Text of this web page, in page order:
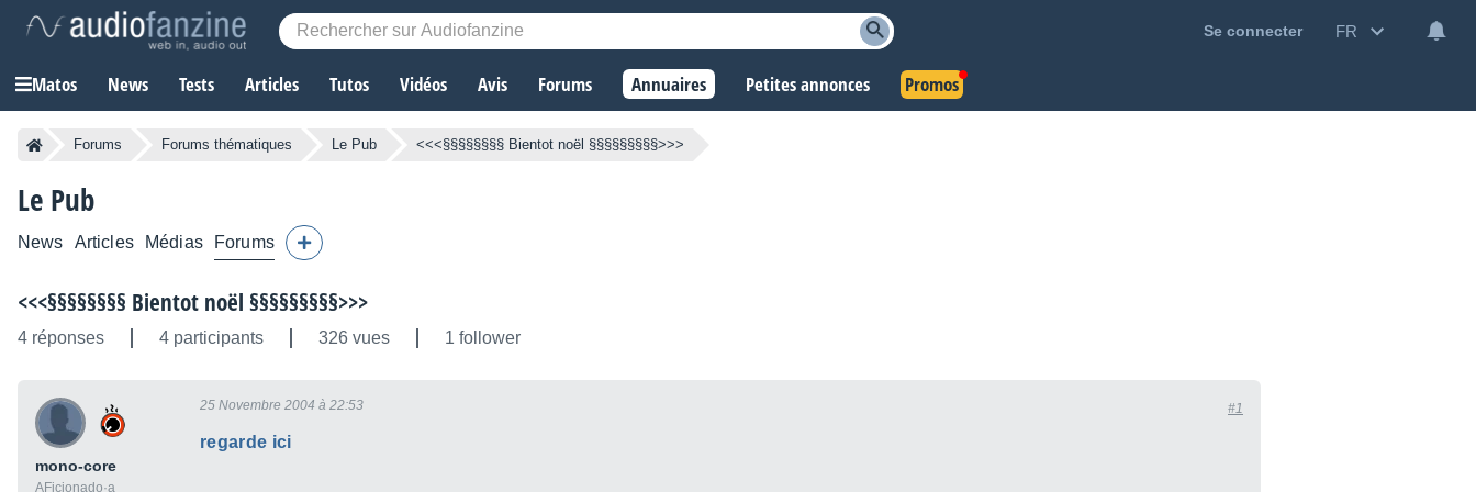
Se connecter FR
Matos News Tests Articles Tutos Vidéos Avis Forums Annuaires Petites annonces Promos
Forums Forums thématiques Le Pub <<<§§§§§§§§ Bientot noël §§§§§§§§§>>>
Le Pub
News Articles Médias Forums
<<<§§§§§§§§ Bientot noël §§§§§§§§§>>>
4 réponses 4 participants 326 vues 1 follower
mono-core
AFicionado·a
25 Novembre 2004 à 22:53 #1
regarde ici